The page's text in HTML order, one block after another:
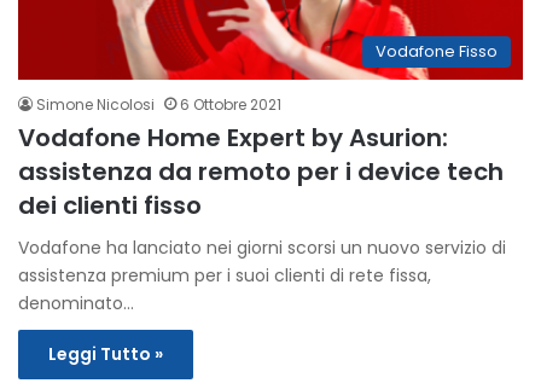
Vodafone Fisso
Simone Nicolosi 6 Ottobre 2021
Vodafone Home Expert by Asurion:
assistenza da remoto per i device tech
dei clienti fisso
Vodafone ha lanciato nei giorni scorsi un nuovo servizio di
assistenza premium per i suoi clienti di rete fissa,
denominato…
Leggi Tutto »